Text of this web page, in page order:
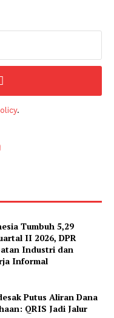
.
Tumbuh 5,29
II 2026, DPR
Industri dan
Informal
Putus Aliran Dana
QRIS Jadi Jalur